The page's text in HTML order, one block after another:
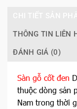
THÔNG TIN LIÊN
ĐÁNH GIÁ (0)
Sàn gỗ cốt đen
thuộc dòng sản
Nam trong thời